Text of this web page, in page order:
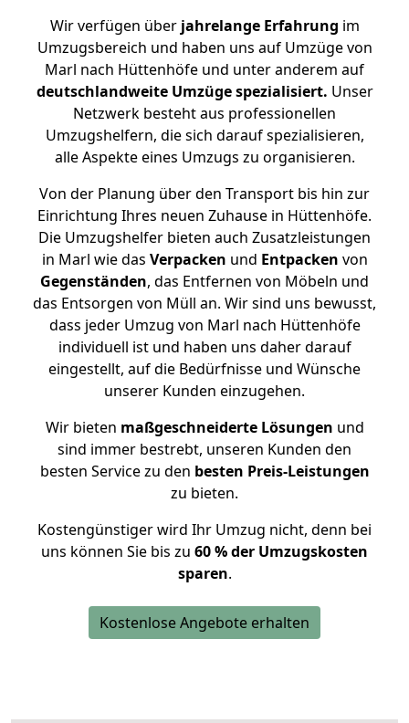
Wir verfügen überjahrelange Erfahrung im
Umzugsbereich und haben uns auf Umzüge von
Marl nach Hüttenhöfe und unter anderem auf
deutschlandweite Umzüge spezialisiert. Unser
Netzwerk besteht aus professionellen
Umzugshelfern, die sich darauf spezialisieren,
alle Aspekte eines Umzugs zu organisieren.
Von der Planung über den Transport bis hin zur
Einrichtung Ihres neuen Zuhause in Hüttenhöfe.
Die Umzugshelfer bieten auch Zusatzleistungen
in Marl wie das Verpacken und Entpacken von
Gegenständen, das Entfernen von Möbeln und
das Entsorgen von Müll an. Wir sind uns bewusst,
dass jeder Umzug von Marl nach Hüttenhöfe
individuell ist und haben uns daher darauf
eingestellt, auf die Bedürfnisse und Wünsche
unserer Kunden einzugehen.
Wir bieten maßgeschneiderte Lösungen und
sind immer bestrebt, unseren Kunden den
besten Service zu den besten Preis-Leistungen
zu bieten.
Kostengünstiger wird Ihr Umzug nicht, denn bei
uns können Sie bis zu 60 % der Umzugskosten
sparen.
Kostenlose Angebote erhalten